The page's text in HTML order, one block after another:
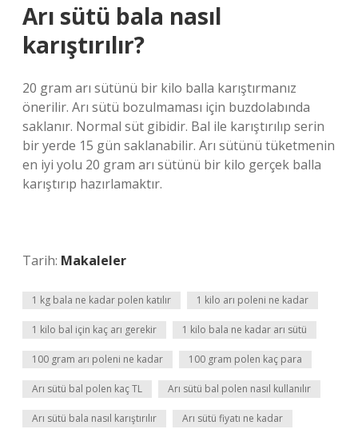
Arı sütü bala nasıl
karıştırılır?
20 gram arı sütünü bir kilo balla karıştırmanız
önerilir. Arı sütü bozulmaması için buzdolabında
saklanır. Normal süt gibidir. Bal ile karıştırılıp serin
bir yerde 15 gün saklanabilir. Arı sütünü tüketmenin
en iyi yolu 20 gram arı sütünü bir kilo gerçek balla
karıştırıp hazırlamaktır.
Tarih: Makaleler
1 kg bala ne kadar polen katılır 1 kilo arı poleni ne kadar
1 kilo bal için kaç arı gerekir 1 kilo bala ne kadar arı sütü
100 gram arı poleni ne kadar 100 gram polen kaç para
Arı sütü bal polen kaç TL Arı sütü bal polen nasıl kullanılır
Arı sütü bala nasıl karıştırılır Arı sütü fiyatı ne kadar